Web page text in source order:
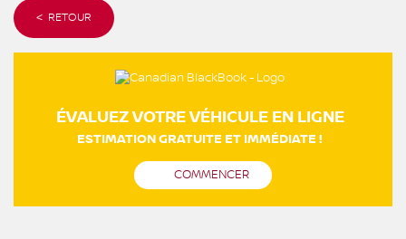
< RETOUR
ÉVALUEZ VOTRE VÉHICULE EN LIGNE
ESTIMATION GRATUITE ET IMMÉDIATE !
COMMENCER